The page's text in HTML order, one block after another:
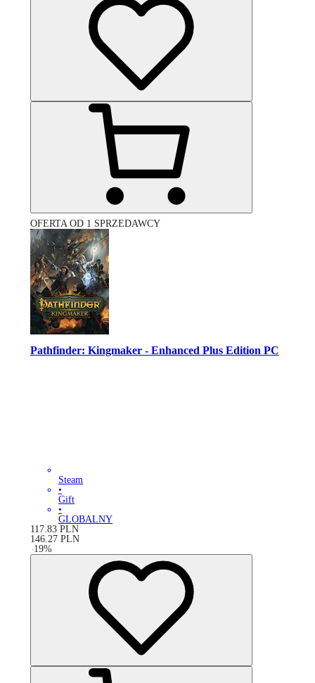
OFERTA OD 1 SPRZEDAWCY
Pathfinder: Kingmaker - Enhanced Plus Edition PC
Steam
•
Gift
•
GLOBALNY
117.83 PLN
146.27 PLN
-19%